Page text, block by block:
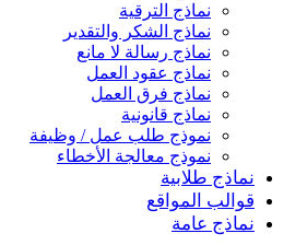
نماذج الترقية
نماذج الشكر والتقدير
نماذج رسالة لا مانع
نماذج عقود العمل
نماذج فرق العمل
نماذج قانونية
نموذج طلب عمل / وظيفة
نموذج معالجة الأخطاء
نماذج طلابية
قوالب المواقع
نماذج عامة